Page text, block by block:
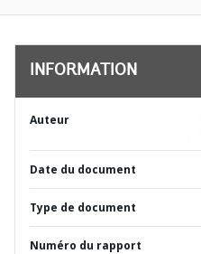
INFORMATION
Auteur
Date du document
Type de document
Numéro du rapport